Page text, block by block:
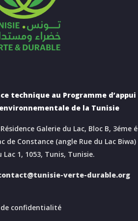
technique au Programme d’appui
de la Tunisie
Galerie du Lac, Bloc B, 3éme
de Constance (angle Rue du Lac Biwa)
Lac 1, 1053, Tunis, Tunisie.
verte-durable.org
confidentialité